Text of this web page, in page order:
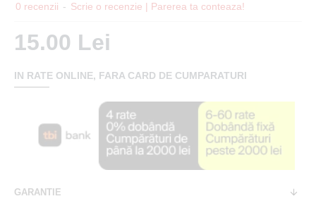
0 recenzii - Scrie o recenzie | Parerea ta conteaza!
15.00 Lei
IN RATE ONLINE, FARA CARD DE CUMPARATURI
GARANTIE